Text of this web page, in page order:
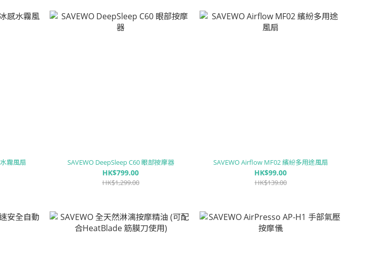
霧風扇
SAVEWO DeepSleep C60 眼部按摩器
HK$799.00
HK$1,299.00
SAVEWO Airflow MF02 繽紛多用途風扇
HK$99.00
HK$139.00